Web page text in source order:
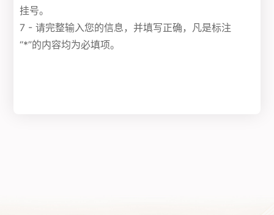
挂号。
7 - 请完整输入您的信息，并填写正确，凡是标注
“*”的内容均为必填项。